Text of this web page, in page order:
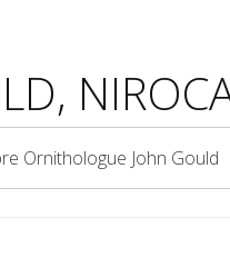
Ornithologue John Gould